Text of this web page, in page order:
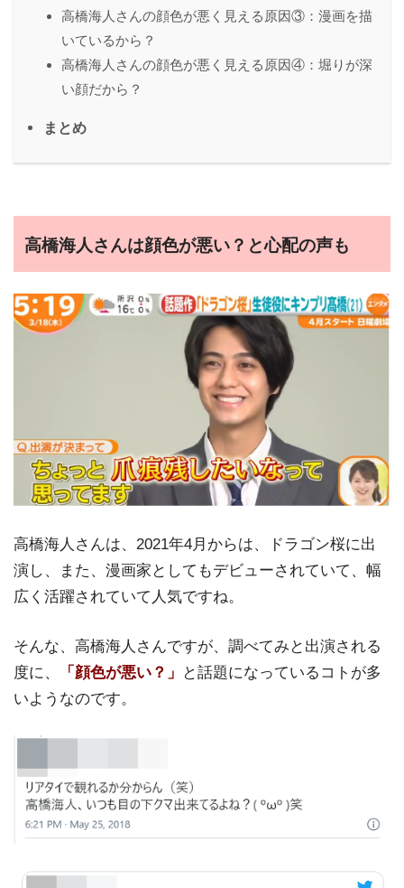
高橋海人さんの顔色が悪く見える原因③：漫画を描
いているから？
高橋海人さんの顔色が悪く見える原因④：堀りが深
い顔だから？
まとめ
高橋海人さんは顔色が悪い？と心配の声も
高橋海人さんは、2021年4月からは、ドラゴン桜に出
演し、また、漫画家としてもデビューされていて、幅
広く活躍されていて人気ですね。
そんな、高橋海人さんですが、調べてみと出演される
度に、
「顔色が悪い？」
と話題になっているコトが多
いようなのです。